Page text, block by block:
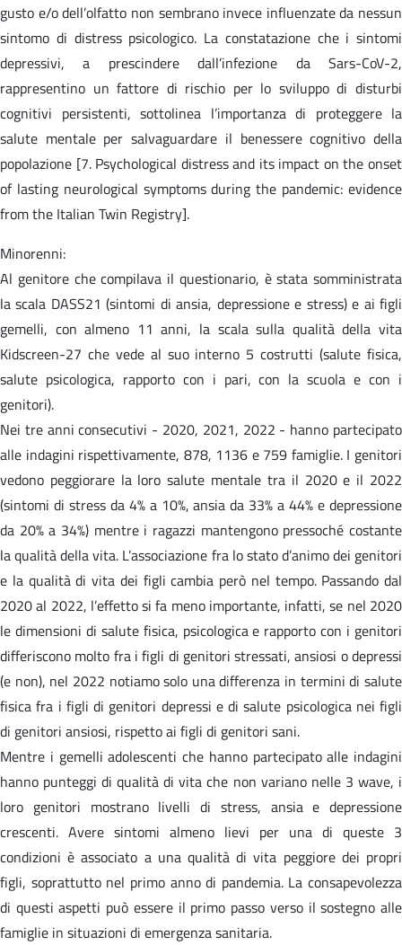
gusto e/o dell’olfatto non sembrano invece influenzate da nessun
sintomo di distress psicologico. La constatazione che i sintomi
depressivi, a prescindere dall’infezione da Sars-CoV-2,
rappresentino un fattore di rischio per lo sviluppo di disturbi
cognitivi persistenti, sottolinea l’importanza di proteggere la
salute mentale per salvaguardare il benessere cognitivo della
popolazione [7. Psychological distress and its impact on the onset
of lasting neurological symptoms during the pandemic: evidence
from the Italian Twin Registry].
Minorenni:
Al genitore che compilava il questionario, è stata somministrata
la scala DASS21 (sintomi di ansia, depressione e stress) e ai figli
gemelli, con almeno 11 anni, la scala sulla qualità della vita
Kidscreen-27 che vede al suo interno 5 costrutti (salute fisica,
salute psicologica, rapporto con i pari, con la scuola e con i
genitori).
Nei tre anni consecutivi - 2020, 2021, 2022 - hanno partecipato
alle indagini rispettivamente, 878, 1136 e 759 famiglie. I genitori
vedono peggiorare la loro salute mentale tra il 2020 e il 2022
(sintomi di stress da 4% a 10%, ansia da 33% a 44% e depressione
da 20% a 34%) mentre i ragazzi mantengono pressoché costante
la qualità della vita. L’associazione fra lo stato d’animo dei genitori
e la qualità di vita dei figli cambia però nel tempo. Passando dal
2020 al 2022, l’effetto si fa meno importante, infatti, se nel 2020
le dimensioni di salute fisica, psicologica e rapporto con i genitori
differiscono molto fra i figli di genitori stressati, ansiosi o depressi
(e non), nel 2022 notiamo solo una differenza in termini di salute
fisica fra i figli di genitori depressi e di salute psicologica nei figli
di genitori ansiosi, rispetto ai figli di genitori sani.
Mentre i gemelli adolescenti che hanno partecipato alle indagini
hanno punteggi di qualità di vita che non variano nelle 3 wave, i
loro genitori mostrano livelli di stress, ansia e depressione
crescenti. Avere sintomi almeno lievi per una di queste 3
condizioni è associato a una qualità di vita peggiore dei propri
figli, soprattutto nel primo anno di pandemia. La consapevolezza
di questi aspetti può essere il primo passo verso il sostegno alle
famiglie in situazioni di emergenza sanitaria.